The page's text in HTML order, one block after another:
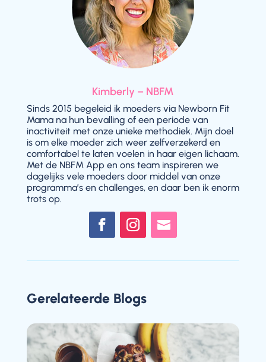
Kimberly – NBFM
Sinds 2015 begeleid ik moeders via Newborn Fit
Mama na hun bevalling of een periode van
inactiviteit met onze unieke methodiek. Mijn doel
is om elke moeder zich weer zelfverzekerd en
comfortabel te laten voelen in haar eigen lichaam.
Met de NBFM App en ons team inspireren we
dagelijks vele moeders door middel van onze
programma’s en challenges, en daar ben ik enorm
trots op.
Gerelateerde Blogs